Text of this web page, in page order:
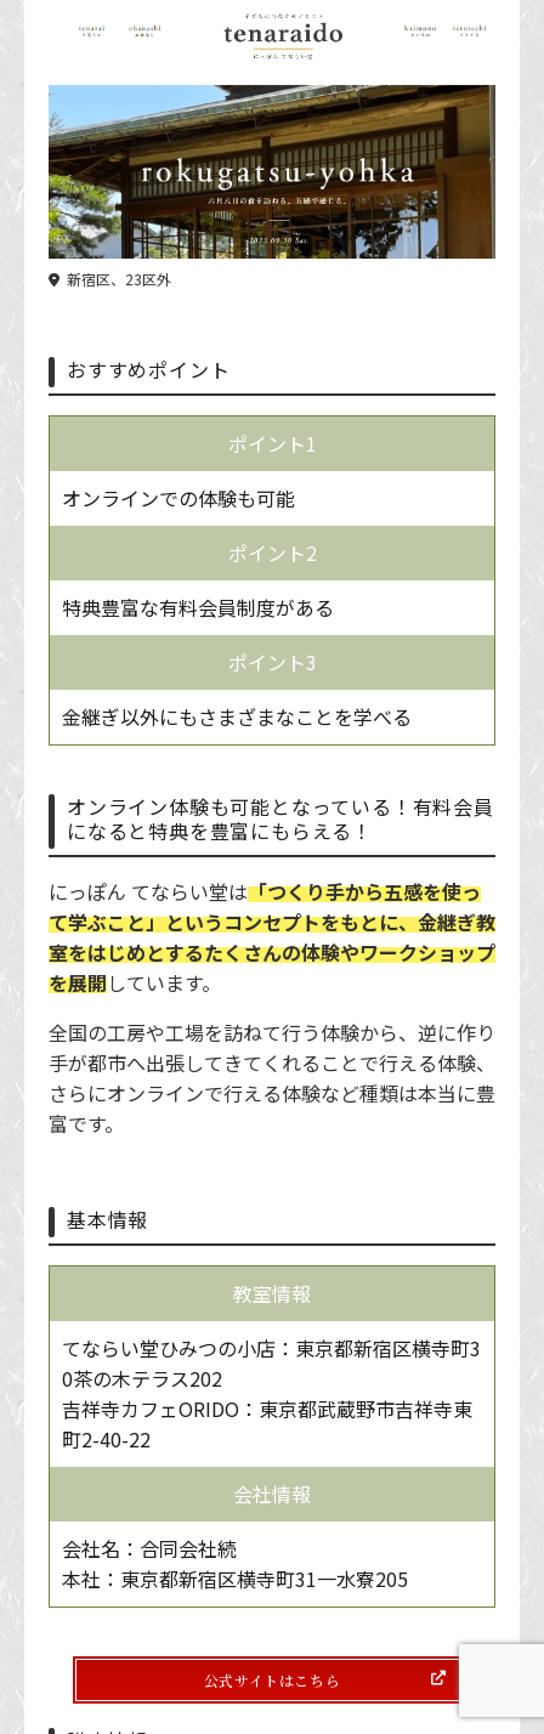
新宿区、23区外
おすすめポイント
ポイント1
オンラインでの体験も可能
ポイント2
特典豊富な有料会員制度がある
ポイント3
金継ぎ以外にもさまざまなことを学べる
オンライン体験も可能となっている！有料会員
になると特典を豊富にもらえる！
にっぽん てならい堂は「つくり手から五感を使っ
て学ぶこと」というコンセプトをもとに、金継ぎ教
室をはじめとするたくさんの体験やワークショップ
を展開しています。
全国の工房や工場を訪ねて行う体験から、逆に作り
手が都市へ出張してきてくれることで行える体験、
さらにオンラインで行える体験など種類は本当に豊
富です。
基本情報
教室情報
てならい堂ひみつの小店：東京都新宿区横寺町3
0茶の木テラス202
吉祥寺カフェORIDO：東京都武蔵野市吉祥寺東
町2-40-22
会社情報
会社名：合同会社続
本社：東京都新宿区横寺町31一水寮205
公式サイトはこちら